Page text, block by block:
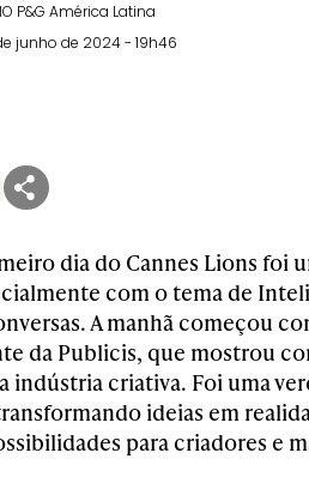
P&G América Latina
junho de 2024 - 19h46
dia do Cannes Lions foi
com o tema de
A manhã começou
da Publicis, que mostrou
indústria criativa. Foi uma
ideias em
para criadores e